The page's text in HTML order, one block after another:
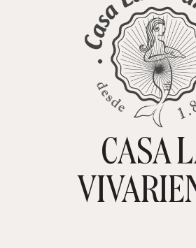
TIENDA ONLINECASA